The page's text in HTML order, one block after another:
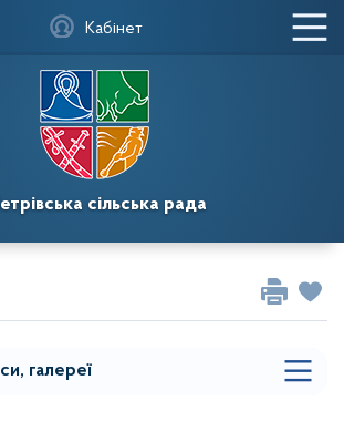
сільська рада
Кабінет
галереї